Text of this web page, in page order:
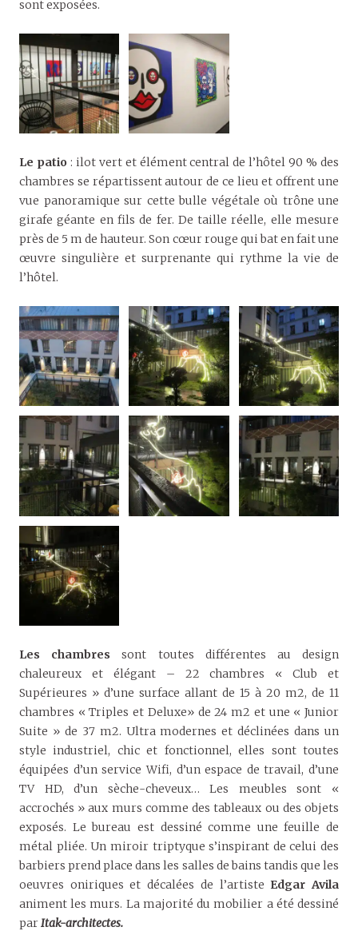
sont exposées.
Le patio : ilot vert et élément central de l’hôtel 90 % des
chambres se répartissent autour de ce lieu et offrent une
vue panoramique sur cette bulle végétale où trône une
girafe géante en fils de fer. De taille réelle, elle mesure
près de 5 m de hauteur. Son cœur rouge qui bat en fait une
œuvre singulière et surprenante qui rythme la vie de
l’hôtel.
Les chambres sont toutes différentes au design
chaleureux et élégant – 22 chambres « Club et
Supérieures » d’une surface allant de 15 à 20 m2, de 11
chambres « Triples et Deluxe» de 24 m2 et une « Junior
Suite » de 37 m2. Ultra modernes et déclinées dans un
style industriel, chic et fonctionnel, elles sont toutes
équipées d’un service Wifi, d’un espace de travail, d’une
TV HD, d’un sèche-cheveux… Les meubles sont «
accrochés » aux murs comme des tableaux ou des objets
exposés. Le bureau est dessiné comme une feuille de
métal pliée. Un miroir triptyque s’inspirant de celui des
barbiers prend place dans les salles de bains tandis que les
oeuvres oniriques et décalées de l’artiste Edgar Avila
animent les murs. La majorité du mobilier a été dessiné
parItak-architectes.